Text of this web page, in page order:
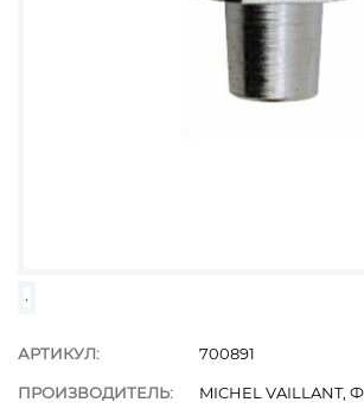
АРТИКУЛ: 700891
ПРОИЗВОДИТЕЛЬ: MICHEL VAILLANT,